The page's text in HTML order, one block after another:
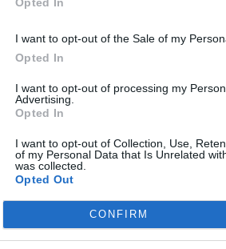
I want to opt-out of the Sale of my
Opted In
I want to opt-out of processing my
Advertising.
Opted In
I want to opt-out of Collection, Use,
of my Personal Data that Is Unrelated
was collected.
Opted Out
CONFIRM
til USA
lake
Candela er
Den elektriske
har nå klart noe